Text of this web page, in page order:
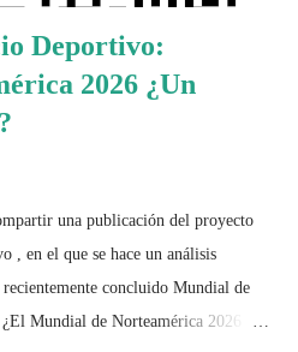
Deportivo:
2026 ¿Un
una publicación del proyecto
, en el que se hace un análisis
concluido Mundial de
Mundial de Norteamérica 2026 ha